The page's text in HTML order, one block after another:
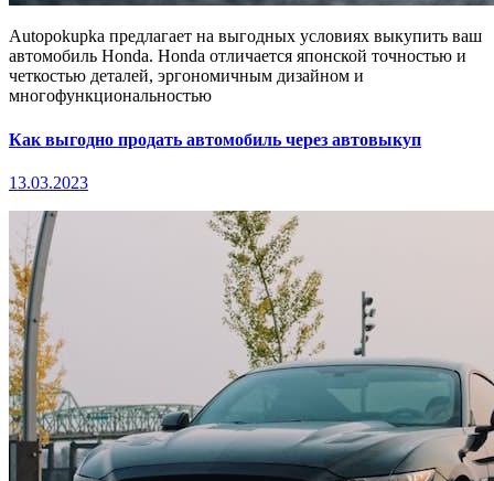
Autopokupka предлагает на выгодных условиях выкупить ваш
автомобиль Honda. Honda отличается японской точностью и
четкостью деталей, эргономичным дизайном и
многофункциональностью
Как выгодно продать автомобиль через автовыкуп
13.03.2023